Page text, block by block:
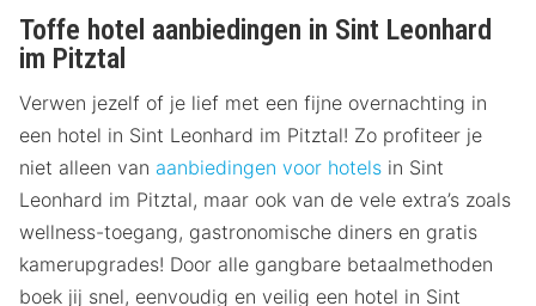
Toffe hotel aanbiedingen in Sint Leonhard
im Pitztal
Verwen jezelf of je lief met een fijne overnachting in
een hotel in Sint Leonhard im Pitztal! Zo profiteer je
niet alleen van aanbiedingen voor hotels in Sint
Leonhard im Pitztal, maar ook van de vele extra’s zoals
wellness-toegang, gastronomische diners en gratis
kamerupgrades! Door alle gangbare betaalmethoden
boek jij snel, eenvoudig en veilig een hotel in Sint